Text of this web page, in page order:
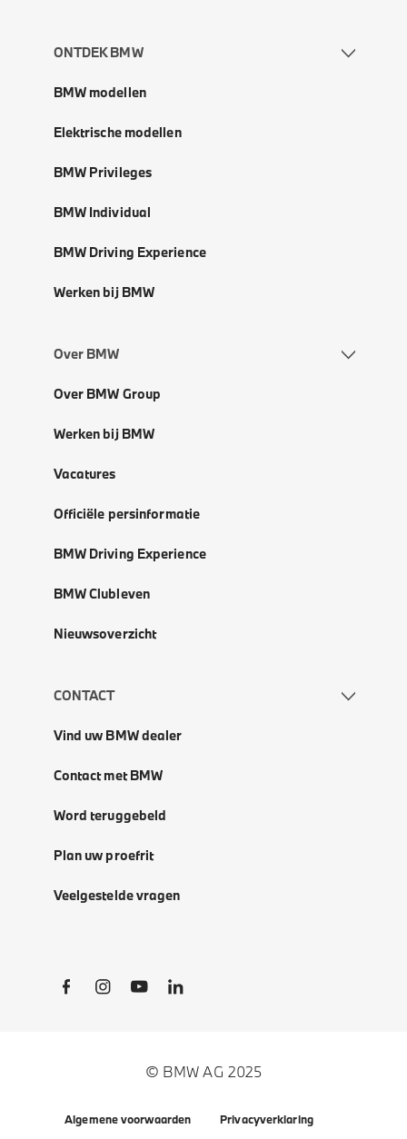
ONTDEK BMW
BMW modellen
Elektrische modellen
BMW Privileges
BMW Individual
BMW Driving Experience
Werken bij BMW
Over BMW
Over BMW Group
Werken bij BMW
Vacatures
Officiële persinformatie
BMW Driving Experience
BMW Clubleven
Nieuwsoverzicht
CONTACT
Vind uw BMW dealer
Contact met BMW
Word teruggebeld
Plan uw proefrit
Veelgestelde vragen
Social Links
© BMW AG 2025
Algemene voorwaarden
Privacyverklaring